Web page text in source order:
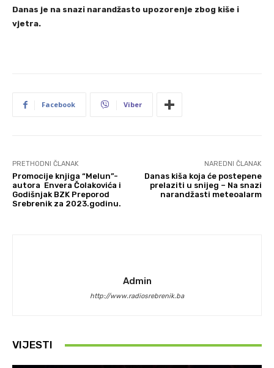
Danas je na snazi narandžasto upozorenje zbog kiše i
vjetra.
Facebook Viber
PRETHODNI ČLANAK
Promocije knjiga “Melun”-
autora Envera Čolakovića i
Godišnjak BZK Preporod
Srebrenik za 2023.godinu.
NAREDNI ČLANAK
Danas kiša koja će postepene
prelaziti u snijeg – Na snazi
narandžasti meteoalarm
Admin
http://www.radiosrebrenik.ba
VIJESTI